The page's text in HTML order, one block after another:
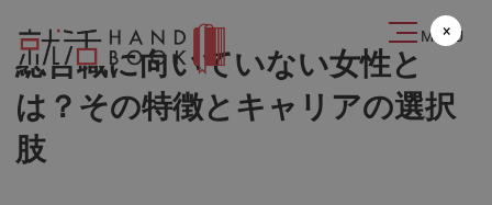
MENU
総合職に向いていない女性と
は？その特徴とキャリアの選択
肢
×